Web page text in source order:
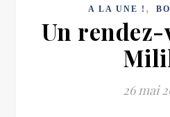
A LA UNE ! ,
Un rendez-
26 mai